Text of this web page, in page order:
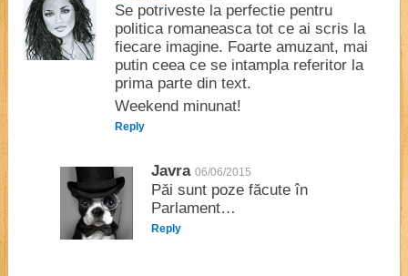
Se potriveste la perfectie pentru
politica romaneasca tot ce ai scris la
fiecare imagine. Foarte amuzant, mai
putin ceea ce se intampla referitor la
prima parte din text.
Weekend minunat!
Reply
Javra 06/06/2015
Păi sunt poze făcute în
Parlament…
Reply